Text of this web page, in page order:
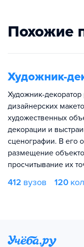
Похожие
Художник-
Художник-декоратор
дизайнерских
художественных
декорации и
сценографии. В его
размещение
просчитывание их
412 вузов 120